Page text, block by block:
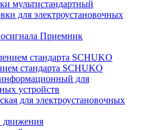
мультистандартный
для электроустановочных
Приемник
стандарта SCHUKO
для
устройств
для электроустановочных
движения